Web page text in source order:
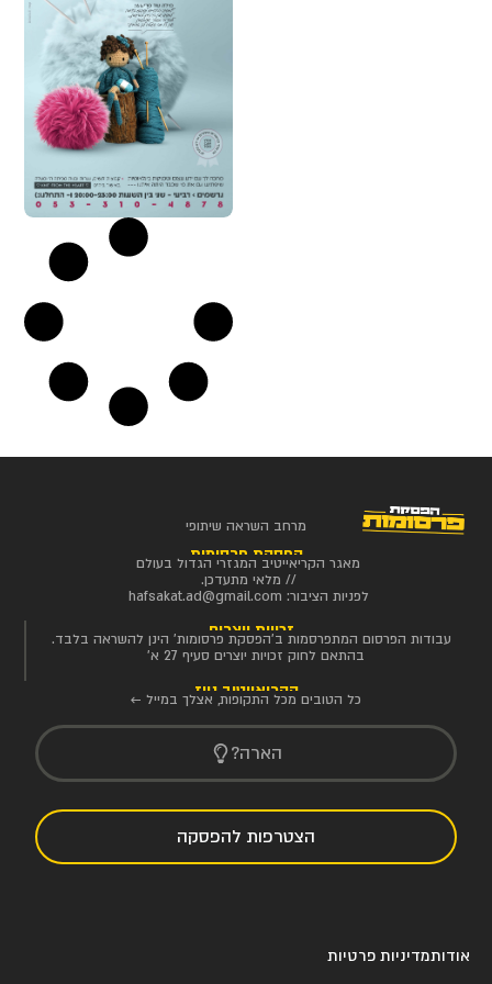
מרחב השראה שיתופי
הפסקת פרסומות
מאגר הקריאייטיב המגזרי הגדול בעולם
// מלאי מתעדכן.
לפניות הציבור: hafsakat.ad@gmail.com
זכויות יוצרים
עבודות הפרסום המתפרסמות ב'הפסקת פרסומות' הינן להשראה בלבד.
בהתאם לחוק זכויות יוצרים סעיף 27 א'
הקריאייטיב ניוז
כל הטובים מכל התקופות, אצלך במייל ←
הארה?
הצטרפות להפסקה
אודותמדיניות פרטיות